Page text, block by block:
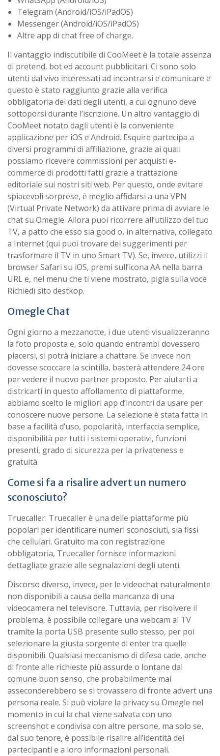
Telegram (Android/iOS/iPadOS)
Messenger (Android/iOS/iPadOS)
Altre app di chat free of charge.
Il vantaggio indiscutibile di CooMeet è la totale assenza
di pretend, bot ed account pubblicitari. Ci sono solo
utenti dal vivo interessati ad incontrarsi e comunicare e
questo è stato raggiunto grazie alla verifica
obbligatoria dei dati degli utenti, a cui ognuno deve
sottoporsi durante l’iscrizione. Un altro vantaggio di
CooMeet notato dagli utenti è la conveniente
applicazione per iOS e Android. Esquire partecipa a
diversi programmi di affiliazione, grazie ai quali
possiamo ricevere commissioni per acquisti e-
commerce di prodotti fatti grazie a trattazione
editoriale sui nostri siti web. Per questo, onde evitare
spiacevoli sorprese, è meglio affidarsi a una VPN
(Virtual Private Network) da attivare prima di avviare le
chat su Omegle. Allora puoi ricorrere all’utilizzo del tuo
TV, a patto che esso sia good o, in alternativa, collegato
a Internet (qui puoi trovare dei suggerimenti per
trasformare il TV in uno Smart TV). Se, invece, utilizzi il
browser Safari su iOS, premi sull’icona AA nella barra
URL e, nel menu che ti viene mostrato, pigia sulla voce
Richiedi sito destkop.
Omegle Chat
Ogni giorno a mezzanotte, i due utenti visualizzeranno
la foto proposta e, solo quando entrambi dovessero
piacersi, si potrà iniziare a chattare. Se invece non
dovesse scoccare la scintilla, basterà attendere 24 ore
per vedere il nuovo partner proposto. Per aiutarti a
districarti in questo affollamento di piattaforme,
abbiamo scelto le migliori app d’incontri da usare per
conoscere nuove persone. La selezione è stata fatta in
base a facilità d’uso, popolarità, interfaccia semplice,
disponibilità per tutti i sistemi operativi, funzioni
presenti, grado di sicurezza per la privateness e
gratuità.
Come si fa a risalire advert un numero
sconosciuto?
Truecaller. Truecaller è una delle piattaforme più
popolari per identificare numeri sconosciuti, sia fissi
che cellulari. Gratuito ma con registrazione
obbligatoria, Truecaller fornisce informazioni
dettagliate grazie alle segnalazioni degli utenti.
Discorso diverso, invece, per le videochat naturalmente
non disponibili a causa della mancanza di una
videocamera nel televisore. Tuttavia, per risolvere il
problema, è possibile collegare una webcam al TV
tramite la porta USB presente sullo stesso, per poi
selezionare la giusta sorgente di enter tra quelle
disponibili. Qualsiasi meccanismo di difesa cade, anche
di fronte alle richieste più assurde o lontane dal
comune buon senso, che probabilmente mai
asseconderebbero se si trovassero di fronte advert una
persona reale. Si può violare la privacy su Omegle nel
momento in cui la chat viene salvata con uno
screenshot e condivisa con altre persone, ma solo se,
dal suo tenore, è possibile risalire all’identità dei
partecipanti e a loro informazioni personali.